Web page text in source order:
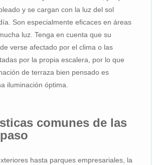
y se cargan con la luz del sol
Son especialmente eficaces en áreas
luz. Tenga en cuenta que su
verse afectado por el clima o las
por la propia escalera, por lo que
de terraza bien pensado es
iluminación óptima.
comunes de las
hasta parques empresariales, la